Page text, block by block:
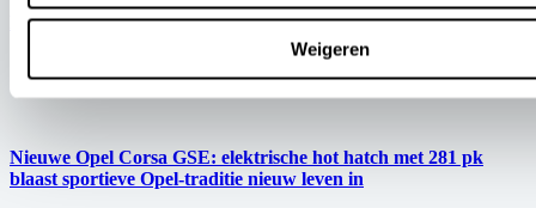
Weigeren
Nieuwe Opel Corsa GSE: Opel sportiviteit in de beste traditie
Nieuwe Opel Corsa GSE: elektrische hot hatch met 281 pk
blaast sportieve Opel-traditie nieuw leven in